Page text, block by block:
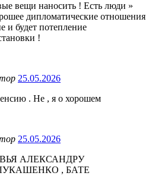
вещи наносить ! Есть люди »
дипломатические отношения
и будет потепление
!
25.05.2026
. Не , я о хорошем
25.05.2026
АЛЕКСАНДРУ
, БАТЕ